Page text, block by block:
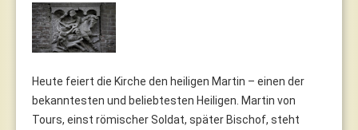
Heute feiert die Kirche den heiligen Martin – einen der
bekanntesten und beliebtesten Heiligen. Martin von
Tours, einst römischer Soldat, später Bischof, steht